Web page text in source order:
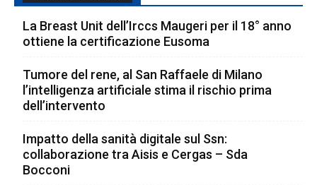
La Breast Unit dell’Irccs Maugeri per il 18° anno
ottiene la certificazione Eusoma
Tumore del rene, al San Raffaele di Milano
l’intelligenza artificiale stima il rischio prima
dell’intervento
Impatto della sanità digitale sul Ssn:
collaborazione tra Aisis e Cergas – Sda
Bocconi